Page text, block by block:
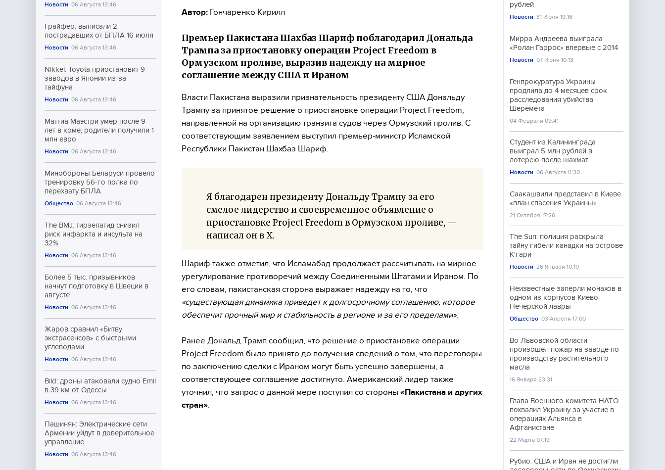
Новости 06 Августа 13:46
Грайфер: выписали 2
пострадавших от БПЛА 16 июля
Новости 06 Августа 13:46
Nikkei: Toyota приостановит 9
заводов в Японии из-за
тайфуна
Новости 06 Августа 13:46
Маттиа Маэстри умер после 9
лет в коме; родители получили 1
млн евро
Новости 06 Августа 13:46
Минобороны Беларуси провело
тренировку 56-го полка по
перехвату БПЛА
Общество 06 Августа 13:46
The BMJ: тирзепатид снизил
риск инфаркта и инсульта на
32%
Новости 06 Августа 13:46
Более 5 тыс. призывников
начнут подготовку в Швеции в
августе
Новости 06 Августа 13:46
Жаров сравнил «Битву
экстрасенсов» с быстрыми
углеводами
Новости 06 Августа 13:46
Bild: дроны атаковали судно Emil
в 39 км от Одессы
Новости 06 Августа 13:46
Пашинян: Электрические сети
Армении уйдут в доверительное
управление
Новости 06 Августа 13:46
Автор: Гончаренко Кирилл
Премьер Пакистана Шахбаз Шариф поблагодарил Дональда
Трампа за приостановку операции Project Freedom в
Ормузском проливе, выразив надежду на мирное
соглашение между США и Ираном
Власти Пакистана выразили признательность президенту США Дональду
Трампу за принятое решение о приостановке операции Project Freedom,
направленной на организацию транзита судов через Ормузский пролив. С
соответствующим заявлением выступил премьер-министр Исламской
Республики Пакистан Шахбаз Шариф.
Я благодарен президенту Дональду Трампу за его
смелое лидерство и своевременное объявление о
приостановке Project Freedom в Ормузском проливе, —
написал он в X.
Шариф также отметил, что Исламабад продолжает рассчитывать на мирное
урегулирование противоречий между Соединенными Штатами и Ираном. По
его словам, пакистанская сторона выражает надежду на то, что
«существующая динамика приведет к долгосрочному соглашению, которое
обеспечит прочный мир и стабильность в регионе и за его пределами».
Ранее Дональд Трамп сообщил, что решение о приостановке операции
Project Freedom было принято до получения сведений о том, что переговоры
по заключению сделки с Ираном могут быть успешно завершены, а
соответствующее соглашение достигнуто. Американский лидер также
уточнил, что запрос о данной мере поступил со стороны «Пакистана и других
стран»
рублей
Новости 31 Июля 19:16
Мирра Андреева выиграла
«Ролан Гаррос» впервые с 2014
Новости 07 Июня 10:13
Генпрокуратура Украины
продлила до 4 месяцев срок
расследования убийства
Шеремета
04 Февраля 09:41
Студент из Калининграда
выиграл 5 млн рублей в
лотерею после шахмат
Новости 06 Августа 11:30
Саакашвили представил в Киеве
«план спасения Украины»
21 Октября 17:26
The Sun: полиция раскрыла
тайну гибели канадки на острове
К'гари
Новости 26 Января 10:10
Неизвестные заперли монахов в
одном из корпусов Киево-
Печерской лавры
Общество 03 Апреля 17:00
Во Львовской области
произошел пожар на заводе по
производству растительного
масла
16 Января 23:31
Глава Военного комитета НАТО
похвалил Украину за участие в
операциях Альянса в
Афганистане
22 Марта 07:19
Рубио: США и Иран не достигли